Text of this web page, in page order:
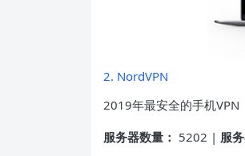
2. NordVPN
2019年最安全的手机VPN
服务器数量： 5202 | 服